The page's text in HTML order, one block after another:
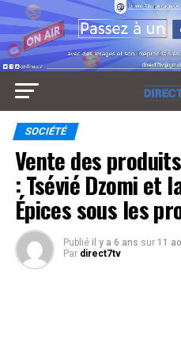
SOCIÉTÉ
Vente des
: Tsévié Dzomi et
Épices sous les
Publié il y a 6 ans sur 11
Par direct7tv